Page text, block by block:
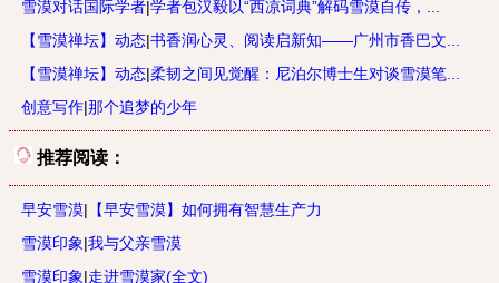
雪漠对话国际学者|学者包汉毅以“西凉词典”解码雪漠自传，...
【雪漠禅坛】动态|书香润心灵、阅读启新知——广州市香巴文...
【雪漠禅坛】动态|柔韧之间见觉醒：尼泊尔博士生对谈雪漠笔...
创意写作|那个追梦的少年
推荐阅读：
早安雪漠| 【早安雪漠】如何拥有智慧生产力
雪漠印象|我与父亲雪漠
雪漠印象|走进雪漠家(全文)